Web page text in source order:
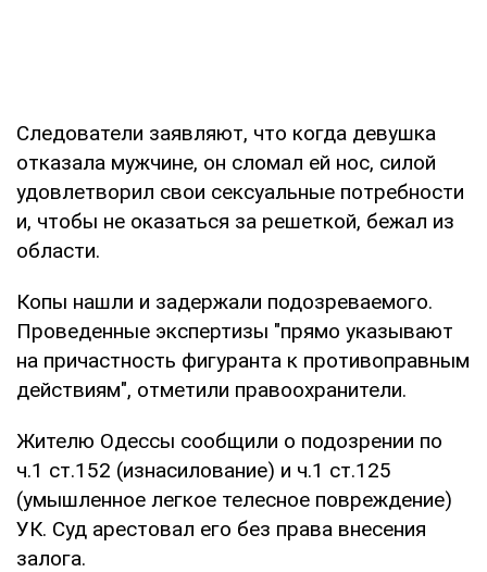
Следователи заявляют, что когда девушка
отказала мужчине, он сломал ей нос, силой
удовлетворил свои сексуальные потребности
и, чтобы не оказаться за решеткой, бежал из
области.
Копы нашли и задержали подозреваемого.
Проведенные экспертизы "прямо указывают
на причастность фигуранта к противоправным
действиям", отметили правоохранители.
Жителю Одессы сообщили о подозрении по
ч.1 ст.152 (изнасилование) и ч.1 ст.125
(умышленное легкое телесное повреждение)
УК. Суд арестовал его без права внесения
залога.